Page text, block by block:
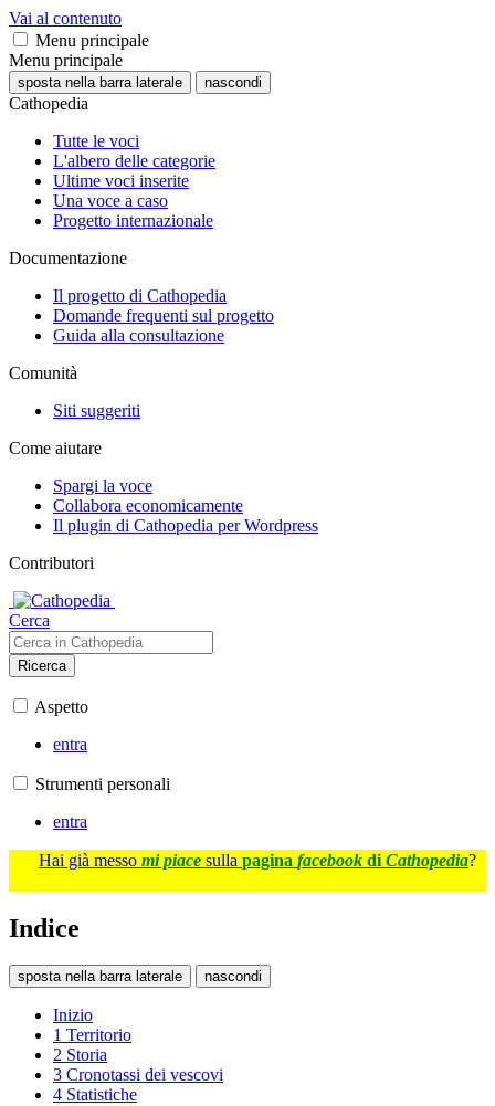
Vai al contenuto
Menu principale
Menu principale
sposta nella barra laterale nascondi
Cathopedia
Tutte le voci
L'albero delle categorie
Ultime voci inserite
Una voce a caso
Progetto internazionale
Documentazione
Il progetto di Cathopedia
Domande frequenti sul progetto
Guida alla consultazione
Comunità
Siti suggeriti
Come aiutare
Spargi la voce
Collabora economicamente
Il plugin di Cathopedia per Wordpress
Contributori
Cerca
Ricerca
Aspetto
entra
Strumenti personali
entra
Hai già messo mi piace sulla pagina facebook di Cathopedia?
Indice
sposta nella barra laterale nascondi
Inizio
1 Territorio
2 Storia
3 Cronotassi dei vescovi
4 Statistiche